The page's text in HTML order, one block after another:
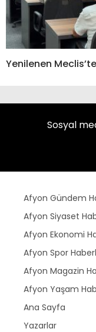
Yenilenen
Sosyal
Afyon Gündem
Afyon Siyaset
Afyon Ekonomi
Afyon Spor
Afyon Magazin
Afyon Yaşam
Ana Sayfa
Yazarlar